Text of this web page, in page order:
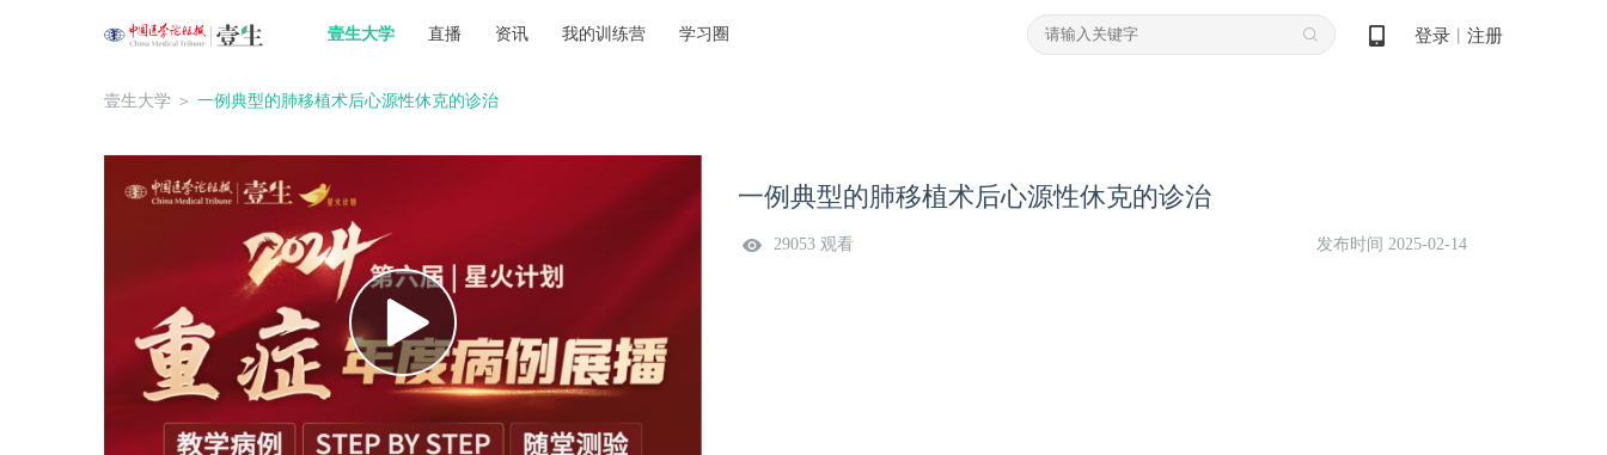
壹生大学 直播 资讯 我的训练营 学习圈 登录 注册
壹生大学 ＞ 一例典型的肺移植术后心源性休克的诊治
一例典型的肺移植术后心源性休克的诊治
29053 观看 发布时间 2025-02-14